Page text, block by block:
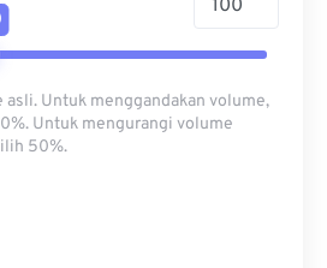
Untuk menggandakan volume,
Untuk mengurangi volume
50%.